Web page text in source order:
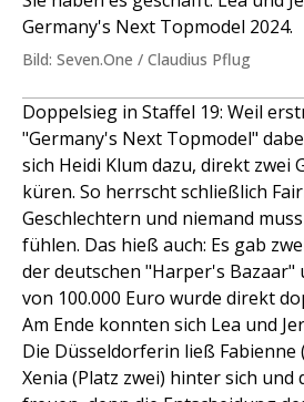
Germany's Next Topmodel 2024.
Bild: Seven.One / Claudius Pflug
Doppelsieg in Staffel 19: Weil
"Germany's Next Topmodel"
sich Heidi Klum dazu, direkt zwei
küren. So herrscht schließlich
Geschlechtern und niemand
fühlen. Das hieß auch: Es gab
der deutschen "Harper's Bazaar"
von 100.000 Euro wurde direkt
Am Ende konnten sich Lea und
Die Düsseldorferin ließ Fabienne
Xenia (Platz zwei) hinter sich und